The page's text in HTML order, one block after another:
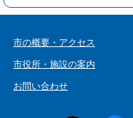
市の概要・アクセス
市役所・施設の案内
お問い合わせ